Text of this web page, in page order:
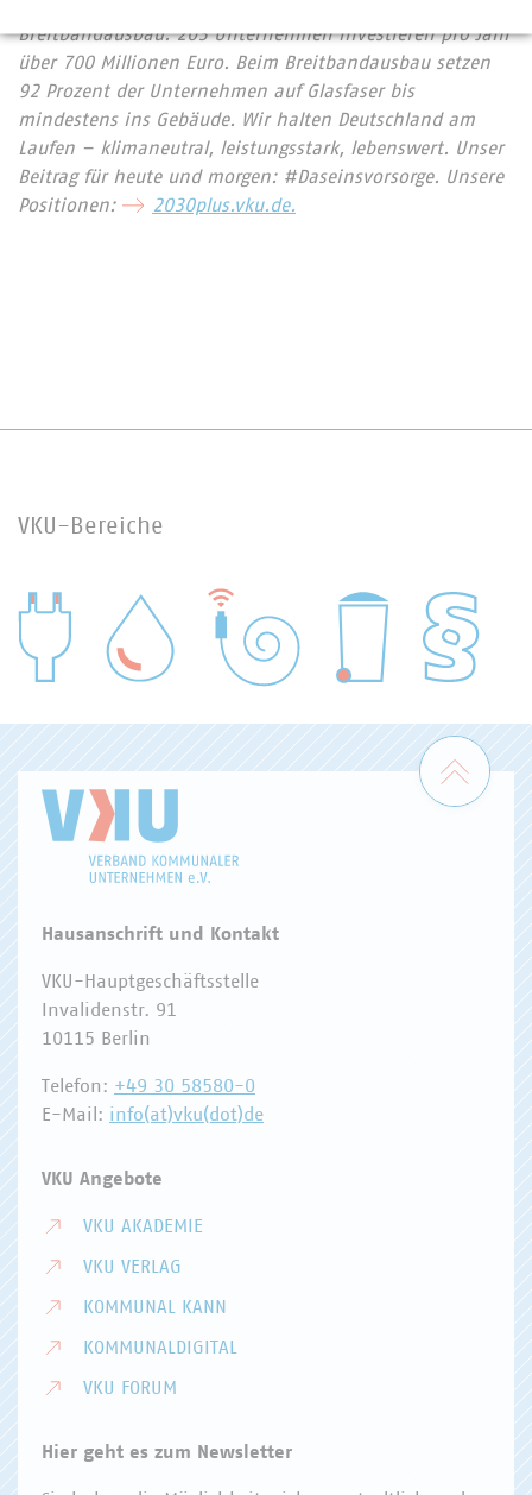
Breitbandausbau: 203 Unternehmen investieren pro Jahr
über 700 Millionen Euro. Beim Breitbandausbau setzen
92 Prozent der Unternehmen auf Glasfaser bis
mindestens ins Gebäude. Wir halten Deutschland am
Laufen – klimaneutral, leistungsstark, lebenswert. Unser
Beitrag für heute und morgen: #Daseinsvorsorge. Unsere
Positionen:
2030plus.vku.de.
VKU-Bereiche
WASSER/ABWASSER
Zum
Hausanschrift und Kontakt
VKU-Hauptgeschäftsstelle
Invalidenstr. 91
10115 Berlin
Telefon: +49 30 58580-0
E-Mail: info(at)vku(dot)de
VKU Angebote
VKU AKADEMIE
VKU VERLAG
KOMMUNAL KANN
KOMMUNALDIGITAL
VKU FORUM
Hier geht es zum Newsletter